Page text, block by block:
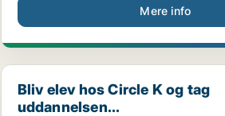
Mere info
Bliv elev hos Circle K og tag
Bliv elev hos Circle K og tag
uddannelsen...